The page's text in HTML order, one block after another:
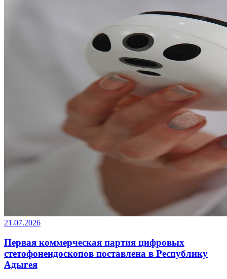
21.07.2026
Первая коммерческая партия цифровых
стетофонендоскопов поставлена в Республику
Адыгея